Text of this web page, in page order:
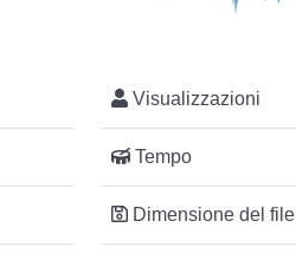
Visualizzazioni
Tempo
Dimensione del file